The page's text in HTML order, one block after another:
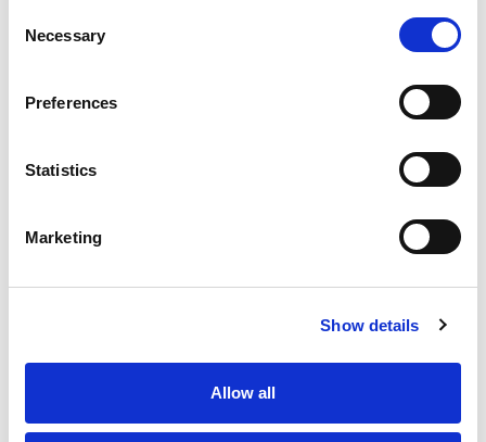
Selection
Necessary
Preferences
Statistics
Marketing
Show details
Allow all
Facile da installare
Soluzione conveniente
Flessibilità nella produzione dei blocchi
Domande frequenti